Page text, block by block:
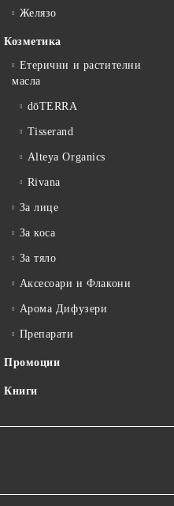
Желязо
Козметика
Етерични и растителни
масла
dōTERRA
Tisserand
Alteya Organics
Rivana
За лице
За коса
За тяло
Аксесоари и Флакони
Арома Дифузери
Препарати
Промоции
Книги